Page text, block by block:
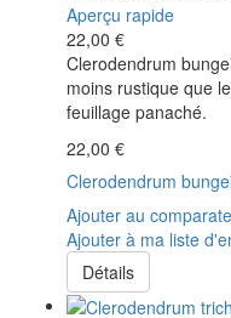
Aperçu rapide
22,00 €
Clerodendrum
moins rustique que
feuillage panaché.
22,00 €
Clerodendrum
Ajouter au
Ajouter à ma liste
Détails